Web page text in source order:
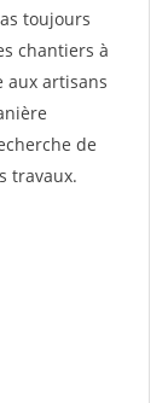
toujours
chantiers à
aux artisans
de
travaux.